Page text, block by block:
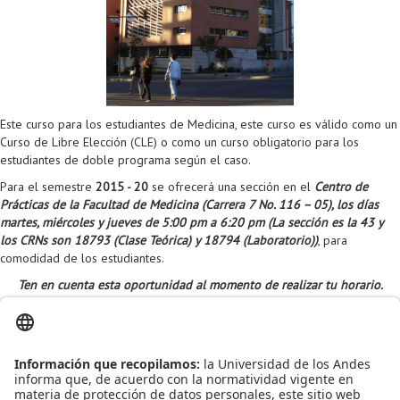
Este curso para los estudiantes de Medicina, este curso es válido como un
Curso de Libre Elección (CLE) o como un curso obligatorio para los
estudiantes de doble programa según el caso.
Para el semestre 2015 - 20 se ofrecerá una sección en el Centro de
Prácticas de la Facultad de Medicina (Carrera 7 No. 116 – 05), los días
martes, miércoles y jueves de 5:00 pm a 6:20 pm (La sección es la 43 y
los CRNs son 18793 (Clase Teórica) y 18794 (Laboratorio)), para
comodidad de los estudiantes.
Ten en cuenta esta oportunidad al momento de realizar tu horario.
Conoce más acerca de APO 1
Leído6719Tiempo Última modificación Martes, 07 Julio 2015 15:37
Proyecto de grado
Retiro voluntario
Transferencia
Tarifas
Grado